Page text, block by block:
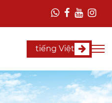
tiếng Việt